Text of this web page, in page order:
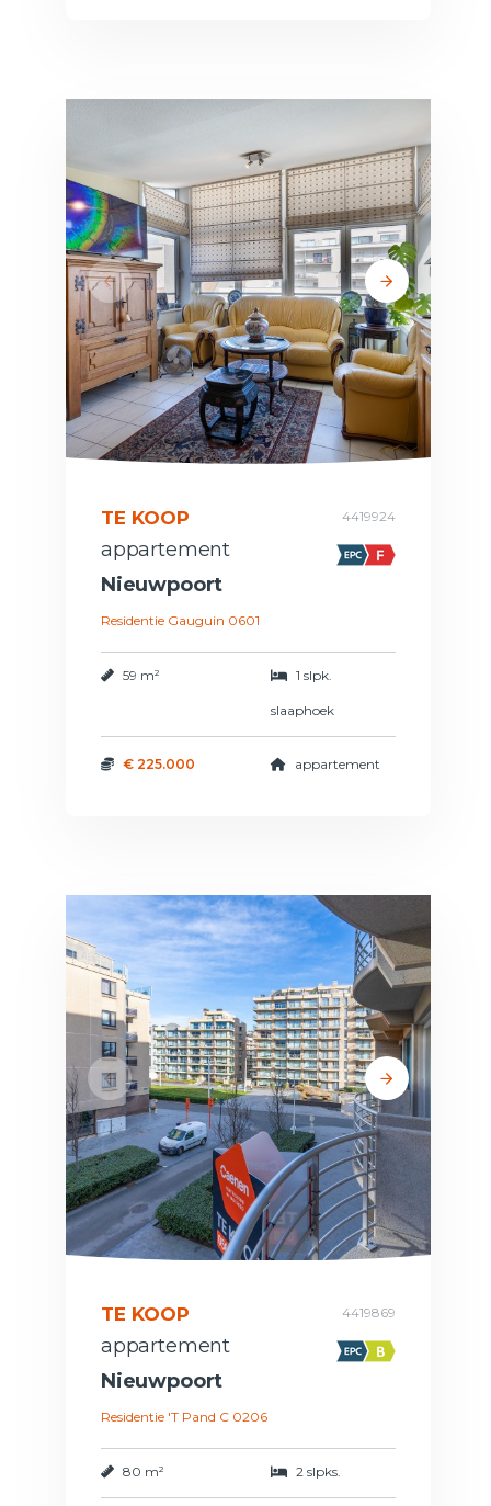
TE KOOP 4419924
appartement
Nieuwpoort
Residentie Gauguin 0601
59 m² 1 slpk.
slaaphoek
€ 225.000 appartement
TE KOOP 4419869
appartement
Nieuwpoort
Residentie 'T Pand C 0206
80 m² 2 slpks.